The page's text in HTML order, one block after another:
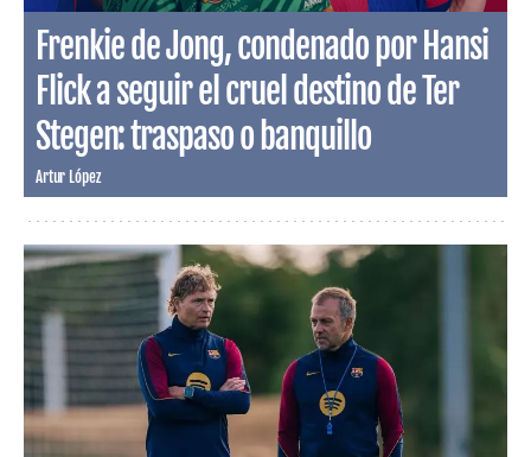
Frenkie de Jong, condenado por Hansi
Flick a seguir el cruel destino de Ter
Stegen: traspaso o banquillo
Artur López